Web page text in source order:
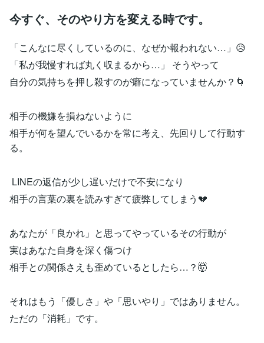
今すぐ、そのやり方を変える時です。
「こんなに尽くしているのに、なぜか報われない…」😥
「私が我慢すれば丸く収まるから…」 そうやって
自分の気持ちを押し殺すのが癖になっていませんか？🌀
相手の機嫌を損ねないように
相手が何を望んでいるかを常に考え、先回りして行動す
る。
LINEの返信が少し遅いだけで不安になり
相手の言葉の裏を読みすぎて疲弊してしまう💔
あなたが「良かれ」と思ってやっているその行動が
実はあなた自身を深く傷つけ
相手との関係さえも歪めているとしたら…？🤯
それはもう「優しさ」や「思いやり」ではありません。
ただの「消耗」です。